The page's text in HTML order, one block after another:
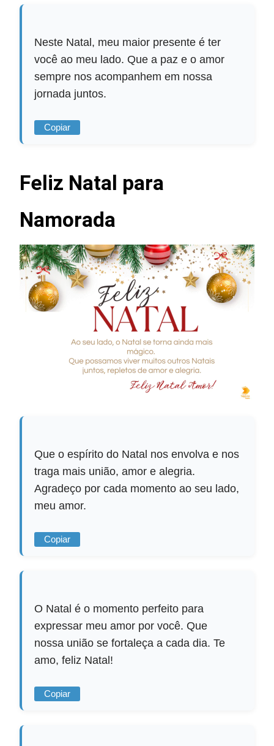
Neste Natal, meu maior presente é ter
você ao meu lado. Que a paz e o amor
sempre nos acompanhem em nossa
jornada juntos.
Copiar
Feliz Natal para
Namorada
Que o espírito do Natal nos envolva e nos
traga mais união, amor e alegria.
Agradeço por cada momento ao seu lado,
meu amor.
Copiar
O Natal é o momento perfeito para
expressar meu amor por você. Que
nossa união se fortaleça a cada dia. Te
amo, feliz Natal!
Copiar